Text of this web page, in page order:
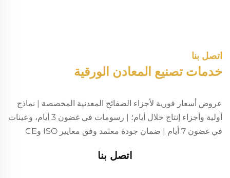
اتصل بنا
خدمات تصنيع المعادن الورقية
عروض أسعار فورية لأجزاء الصفائح المعدنية المخصصة | نماذج
أولية وأجزاء إنتاج خلال أيام؛ | رسومات في غضون 3 أيام، وعينات
في غضون 7 أيام | ضمان جودة معتمد وفق معايير ISO وCE
اتصل بنا